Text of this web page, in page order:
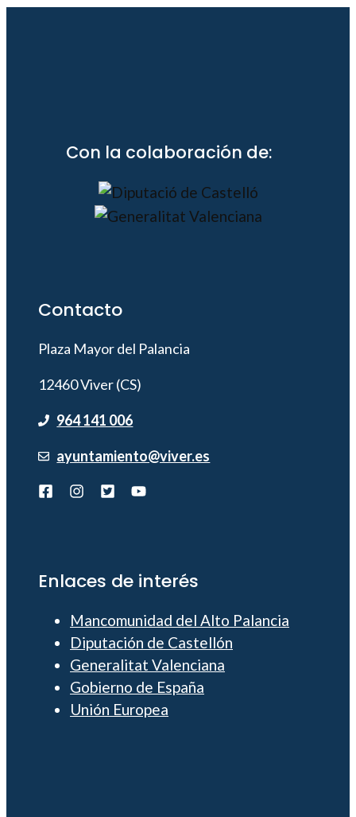
Con la colaboración de:
Contacto
Plaza Mayor del Palancia
12460 Viver (CS)
964 141 006
ayuntamiento@viver.es
Enlaces de interés
Mancomunidad del Alto Palancia
Diputación de Castellón
Generalitat Valenciana
Gobierno de España
Unión Europea